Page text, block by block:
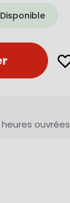
Disponible
ouvrées